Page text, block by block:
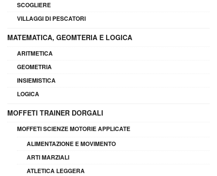
SCOGLIERE
VILLAGGI DI PESCATORI
MATEMATICA, GEOMTERIA E LOGICA
ARITMETICA
GEOMETRIA
INSIEMISTICA
LOGICA
MOFFETI TRAINER DORGALI
MOFFETI SCIENZE MOTORIE APPLICATE
ALIMENTAZIONE E MOVIMENTO
ARTI MARZIALI
ATLETICA LEGGERA